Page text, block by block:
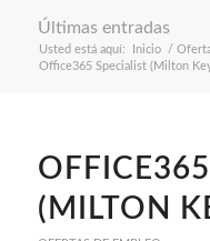
Últimas entradas
Usted está aquí: Inicio /
Office365 Specialist (Milton
(MILTON